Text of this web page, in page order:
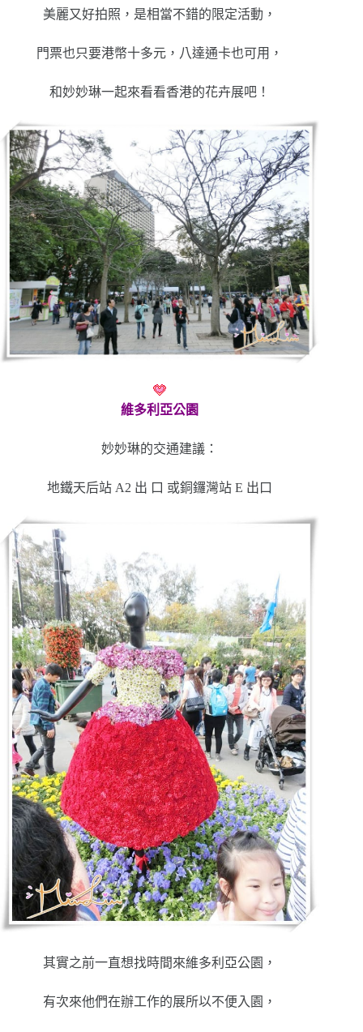
美麗又好拍照，是相當不錯的限定活動，
門票也只要港幣十多元，八達通卡也可用，
和妙妙琳一起來看看香港的花卉展吧！
維多利亞公園
妙妙琳的交通建議：
地鐵天后站 A2 出 口 或銅鑼灣站 E 出口
其實之前一直想找時間來維多利亞公園，
有次來他們在辦工作的展所以不便入園，